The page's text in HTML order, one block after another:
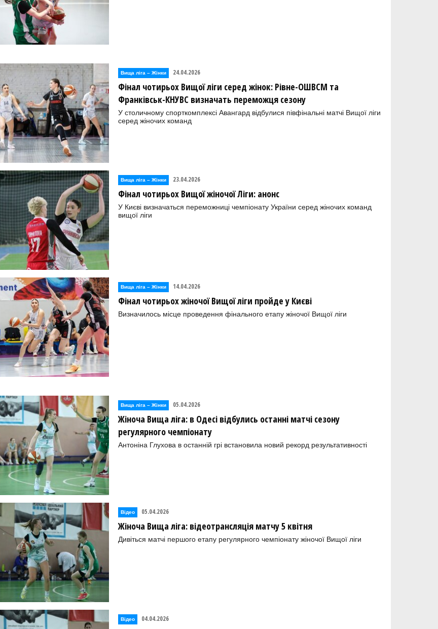
Вища лiга – Жiнки 24.04.2026
Фінал чотирьох Вищої ліги серед жінок: Рівне-ОШВСМ та
Франківськ-КНУВС визначать переможця сезону
У столичному спорткомплексі Авангард відбулися півфінальні матчі Вищої ліги
серед жіночих команд
Вища лiга – Жiнки 23.04.2026
Фінал чотирьох Вищої жіночої Ліги: анонс
У Києві визначаться переможниці чемпіонату України серед жіночих команд
вищої ліги
Вища лiга – Жiнки 14.04.2026
Фінал чотирьох жіночої Вищої ліги пройде у Києві
Визначилось місце проведення фінального етапу жіночої Вищої ліги
Вища лiга – Жiнки 05.04.2026
Жіноча Вища ліга: в Одесі відбулись останні матчі сезону
регулярного чемпіонату
Антоніна Глухова в останній грі встановила новий рекорд результативності
Відео 05.04.2026
Жіноча Вища ліга: відеотрансляція матчу 5 квітня
Дивіться матчі першого етапу регулярного чемпіонату жіночої Вищої ліги
Відео 04.04.2026